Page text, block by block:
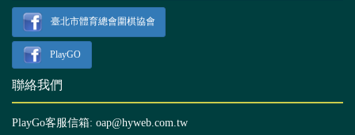
臺北市體育總會圍棋協會
PlayGO
聯絡我們
PlayGo客服信箱: oap@hyweb.com.tw